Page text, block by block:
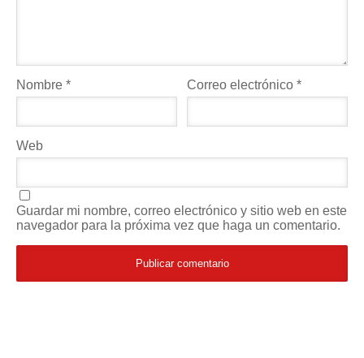
Nombre * Correo electrónico*
Web
Guardar mi nombre, correo electrónico y sitio web en este
navegador para la próxima vez que haga un comentario.